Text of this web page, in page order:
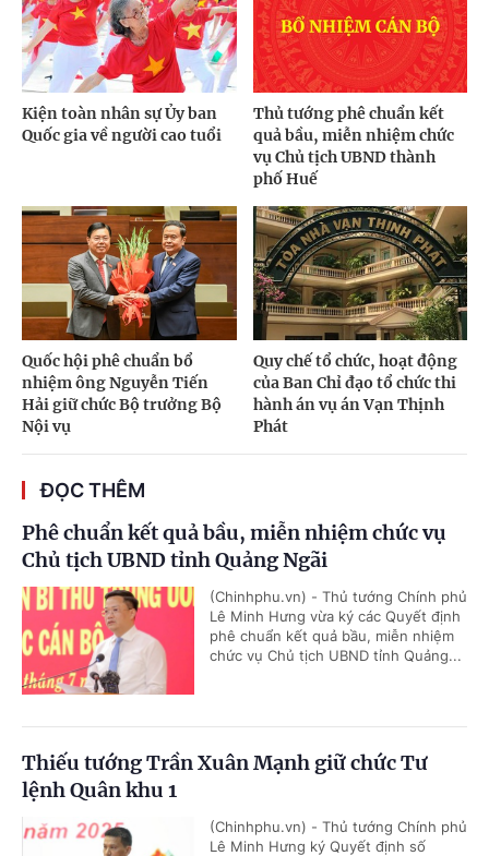
Kiện toàn nhân sự Ủy ban
Quốc gia về người cao tuổi
Thủ tướng phê chuẩn kết
quả bầu, miễn nhiệm chức
vụ Chủ tịch UBND thành
phố Huế
Quốc hội phê chuẩn bổ
nhiệm ông Nguyễn Tiến
Hải giữ chức Bộ trưởng Bộ
Nội vụ
Quy chế tổ chức, hoạt động
của Ban Chỉ đạo tổ chức thi
hành án vụ án Vạn Thịnh
Phát
ĐỌC THÊM
Phê chuẩn kết quả bầu, miễn nhiệm chức vụ
Chủ tịch UBND tỉnh Quảng Ngãi
(Chinhphu.vn) - Thủ tướng Chính phủ
Lê Minh Hưng vừa ký các Quyết định
phê chuẩn kết quả bầu, miễn nhiệm
chức vụ Chủ tịch UBND tỉnh Quảng...
Thiếu tướng Trần Xuân Mạnh giữ chức Tư
lệnh Quân khu 1
(Chinhphu.vn) - Thủ tướng Chính phủ
Lê Minh Hưng ký Quyết định số